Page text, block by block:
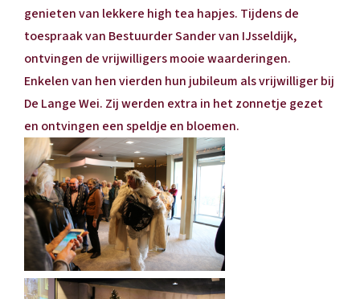
genieten van lekkere high tea hapjes. Tijdens de
toespraak van Bestuurder Sander van IJsseldijk,
ontvingen de vrijwilligers mooie waarderingen.
Enkelen van hen vierden hun jubileum als vrijwilliger bij
De Lange Wei. Zij werden extra in het zonnetje gezet
en ontvingen een speldje en bloemen.